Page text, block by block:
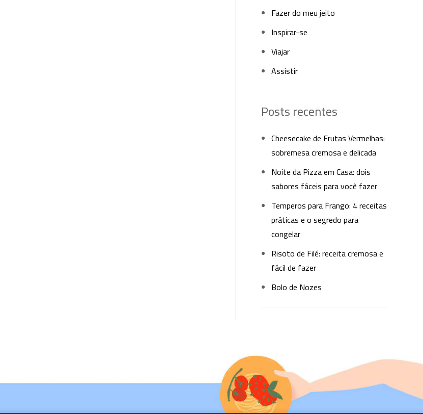
Fazer do meu jeito
Inspirar-se
Viajar
Assistir
Posts recentes
Cheesecake de Frutas Vermelhas:
sobremesa cremosa e delicada
Noite da Pizza em Casa: dois
sabores fáceis para você fazer
Temperos para Frango: 4 receitas
práticas e o segredo para
congelar
Risoto de Filé: receita cremosa e
fácil de fazer
Bolo de Nozes